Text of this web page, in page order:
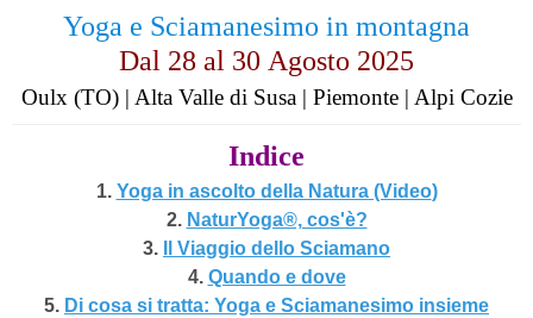
Yoga e Sciamanesimo in montagna
Dal 28 al 30 Agosto 2025
Oulx (TO) | Alta Valle di Susa | Piemonte | Alpi Cozie
Indice
1. Yoga in ascolto della Natura (Video)
2. NaturYoga®, cos'è?
3.
Il Viaggio dello Sciamano
4. Quando e dove
5. Di cosa si tratta: Yoga e Sciamanesimo insieme